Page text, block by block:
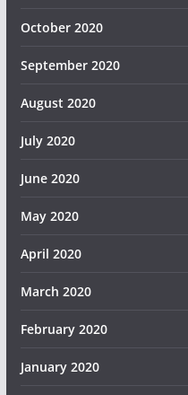
October 2020
September 2020
August 2020
July 2020
June 2020
May 2020
April 2020
March 2020
February 2020
January 2020